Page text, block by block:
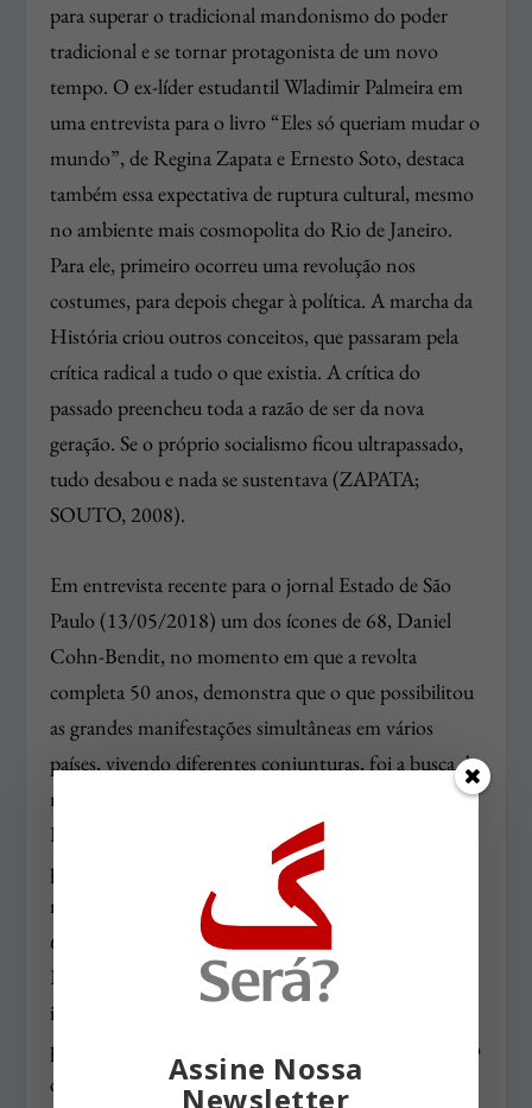
para superar o tradicional mandonismo do poder
tradicional e se tornar protagonista de um novo
tempo. O ex-líder estudantil Wladimir Palmeira em
uma entrevista para o livro “Eles só queriam mudar o
mundo”, de Regina Zapata e Ernesto Soto, destaca
também essa expectativa de ruptura cultural, mesmo
no ambiente mais cosmopolita do Rio de Janeiro.
Para ele, primeiro ocorreu uma revolução nos
costumes, para depois chegar à política. A marcha da
História criou outros conceitos, que passaram pela
crítica radical a tudo o que existia. A crítica do
passado preencheu toda a razão de ser da nova
geração. Se o próprio socialismo ficou ultrapassado,
tudo desabou e nada se sustentava (ZAPATA;
SOUTO, 2008).
Em entrevista recente para o jornal Estado de São
Paulo (13/05/2018) um dos ícones de 68, Daniel
Cohn-Bendit, no momento em que a revolta
completa 50 anos, demonstra que o que possibilitou
as grandes manifestações simultâneas em vários
países, vivendo diferentes conjunturas, foi a busca de
novos valores culturais. Afirma o ex-deputado do
Parlamento Europeu que, até o momento dos
protestos contra a guerra do Vietnam, nas
manifestações da Primavera de Praga e no Maio de
68, os estudantes viviam sujeitos a valores patriarcais.
Então, para eles, lutar por valores e liberdades
individuais era mais importante do que a revolução
política. Nessa direção, completa: “Foi uma revolução
cultural bem sucedida e uma revolução política
Assine Nossa
Newsletter